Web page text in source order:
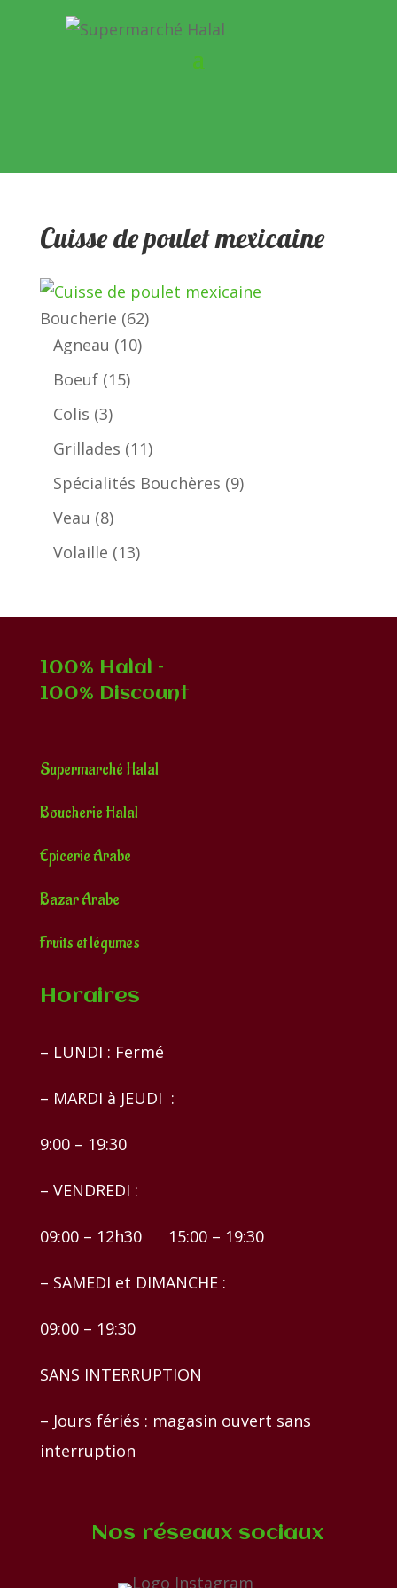
Cuisse de poulet mexicaine
Boucherie 6262
Agneau 1010
Boeuf 1515
Colis 33
produits
Grillades 1111
produits
Spécialités Bouchères 99
Veau 88
produits
Volaille 1313
100% Halal –
100% Discount
Supermarché Halal
Boucherie Halal
Epicerie Arabe
Bazar Arabe
Fruits et légumes
Horaires
– LUNDI : Fermé
– MARDI à JEUDI :
9:00 – 19:30
– VENDREDI :
09:00 – 12h30 15:00 – 19:30
– SAMEDI et DIMANCHE :
09:00 – 19:30
SANS INTERRUPTION
– Jours fériés : magasin ouvert sans
interruption
Nos réseaux sociaux